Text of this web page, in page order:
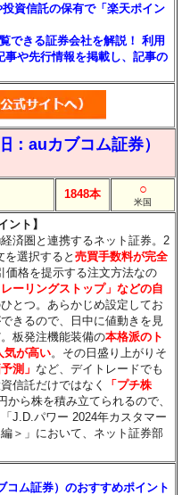
資信託の保有で「楽天ポイン
できる証券会社を解説！ 利用
や先行情報を掲載し、記事の
auカブコム証券）
1848本 ○
米国
ント】
済圏と連携するネット証券。2
を選択すると売買手数料が完全
価格を提示する注文方法なの
レーリングストップ」などの自
とつ。あらかじめ設定してお
きるので、日中に値動きを見
板発注機能装備の本格派のト
気が高い。その日盛り上がりそ
測」 など、デイトレードでも
信託だけではなく
「プチ株
から株を積み立てられるので、
J.D.パワー 2024年カスタマー
＞」において、ネット証券部
ム証券）のおすすめポイント